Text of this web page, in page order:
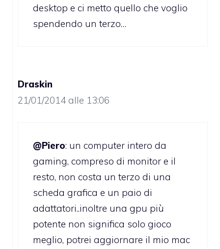
desktop e ci metto quello che voglio
spendendo un terzo…
Draskin
21/01/2014 alle 13:06
@Piero: un computer intero da
gaming, compreso di monitor e il
resto, non costa un terzo di una
scheda grafica e un paio di
adattatori..inoltre una gpu più
potente non significa solo gioco
meglio, potrei aggiornare il mio mac